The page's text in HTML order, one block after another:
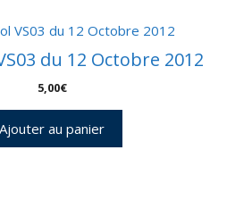
du 12 Octobre 2012
5,00€
Ajouter au panier